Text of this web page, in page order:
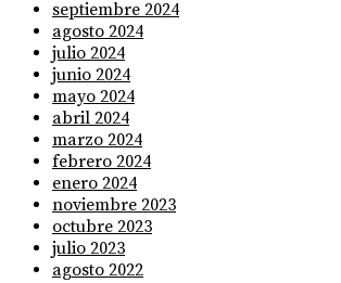
septiembre 2024
agosto 2024
julio 2024
junio 2024
mayo 2024
abril 2024
marzo 2024
febrero 2024
enero 2024
noviembre 2023
octubre 2023
julio 2023
agosto 2022